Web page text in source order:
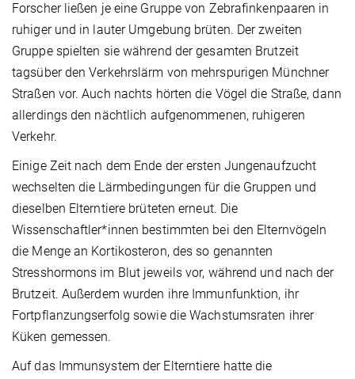
Forscher ließen je eine Gruppe von Zebrafinkenpaaren in
ruhiger und in lauter Umgebung brüten. Der zweiten
Gruppe spielten sie während der gesamten Brutzeit
tagsüber den Verkehrslärm von mehrspurigen Münchner
Straßen vor. Auch nachts hörten die Vögel die Straße, dann
allerdings den nächtlich aufgenommenen, ruhigeren
Verkehr.
Einige Zeit nach dem Ende der ersten Jungenaufzucht
wechselten die Lärmbedingungen für die Gruppen und
dieselben Elterntiere brüteten erneut. Die
Wissenschaftler*innen bestimmten bei den Elternvögeln
die Menge an Kortikosteron, des so genannten
Stresshormons im Blut jeweils vor, während und nach der
Brutzeit. Außerdem wurden ihre Immunfunktion, ihr
Fortpflanzungserfolg sowie die Wachstumsraten ihrer
Küken gemessen.
Auf das Immunsystem der Elterntiere hatte die